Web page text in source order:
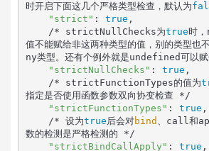
时开启下面这几个严格类型检查，默认为
"strict" : true ,
    /* strictNullChecks为
true时
值不能赋给非这两种类型的值，别的类型也
ny类型。还有个例外就是undefined可以
"strictNullChecks" : true ,
    /* strictFunctionTypes的值为
指定是否使用函数参数双向协变检查 */
"strictFunctionTypes" : true ,
    /* 设为
true后会对bind 、call和
数的检测是严格检测的 */
"strictBindCallApply" : true ,